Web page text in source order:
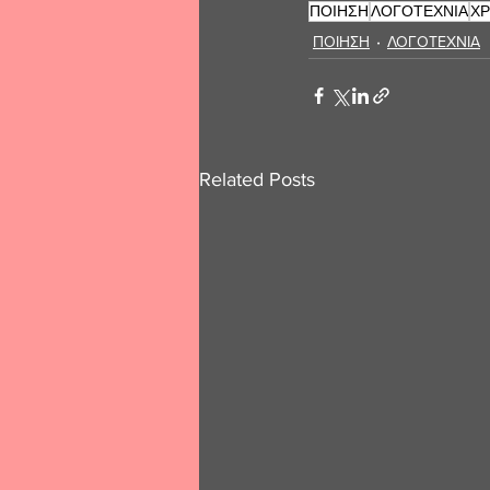
ΠΟΙΗΣΗΛΟΓΟΤΕΧΝΙΑ
ΠΟΙΗΣΗ ΛΟΓΟΤΕΧΝΙΑ
Related Posts